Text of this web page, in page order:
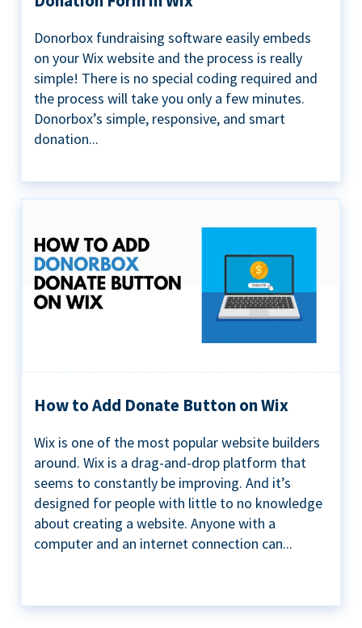
Donorbox fundraising software easily embeds
on your Wix website and the process is really
simple! There is no special coding required and
the process will take you only a few minutes.
Donorbox’s simple, responsive, and smart
donation...
How to Add Donate Button on Wix
Wix is one of the most popular website builders
around. Wix is a drag-and-drop platform that
seems to constantly be improving. And it’s
designed for people with little to no knowledge
about creating a website. Anyone with a
computer and an internet connection can...